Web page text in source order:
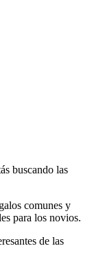
buscando las
comunes y
para los novios.
de las